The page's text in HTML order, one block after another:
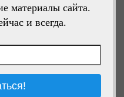
материалы сайта.
и всегда.